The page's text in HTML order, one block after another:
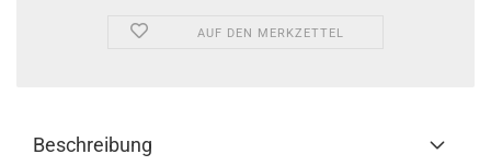
AUF DEN MERKZETTEL
Beschreibung